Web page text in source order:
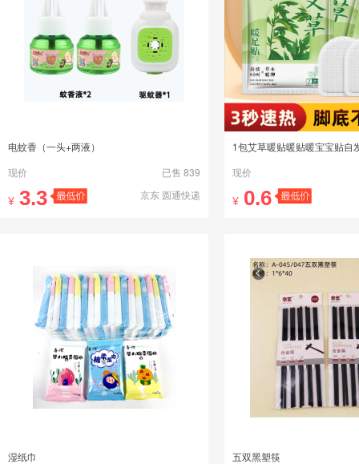
电蚊香（一头+两液）
现价
已售 839
¥ 3.3 京东 圆通快递
现价
¥ 0.6
湿纸巾
五双黑塑筷